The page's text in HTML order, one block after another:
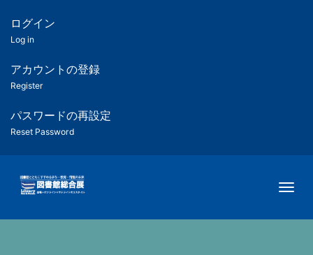
ツ
匿
名
ユ
ー
ー
用
メ
ログイン
Log in
アカウントの登録
Register
パスワードの再設定
Reset Password